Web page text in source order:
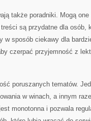
także poradniki. Mogą
są przydatne dla osób,
w sposób ciekawy dla
czerpać przyjemność z
poruszanych tematów.
w winach, a innym
monotonna i pozwala